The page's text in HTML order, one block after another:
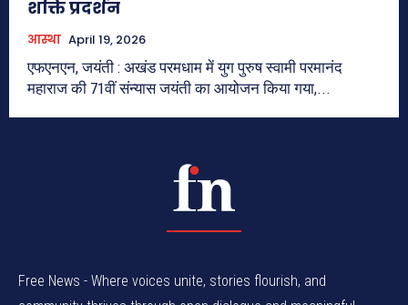
शक्ति प्रदर्शन
आस्था April 19, 2026
एफएनएन, जयंती : अखंड परमधाम में युग पुरुष स्वामी परमानंद
महाराज की 71वीं संन्यास जयंती का आयोजन किया गया,...
Free News - Where voices unite, stories flourish, and